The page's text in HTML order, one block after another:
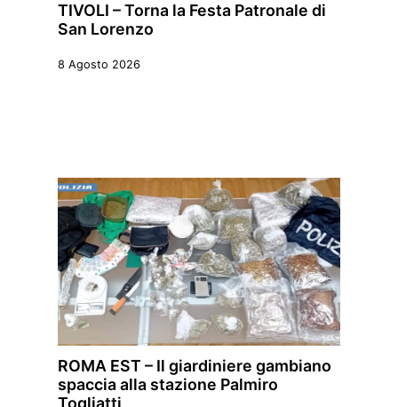
TIVOLI – Torna la Festa Patronale di
San Lorenzo
8 Agosto 2026
ROMA EST – Il giardiniere gambiano
spaccia alla stazione Palmiro
Togliatti